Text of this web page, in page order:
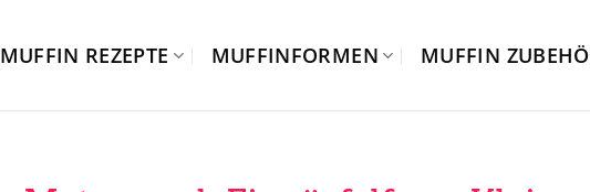
MUFFIN REZEPTE MUFFINFORMEN MUFFIN